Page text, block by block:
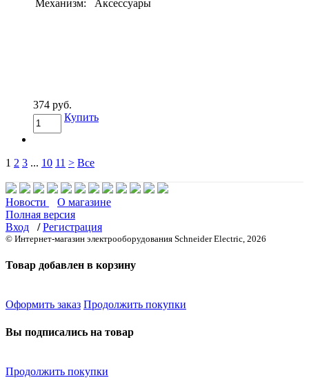
Механизм: Аксессуары
374 руб.
Купить
1 2 3 ... 10 11 > Все
Новости
О магазине
Полная версия
Вход
/ Регистрация
© Интернет-магазин электрооборудования Schneider Electric, 2026
Товар добавлен в корзину
Оформить заказ Продолжить покупки
Вы подписались на товар
Продолжить покупки